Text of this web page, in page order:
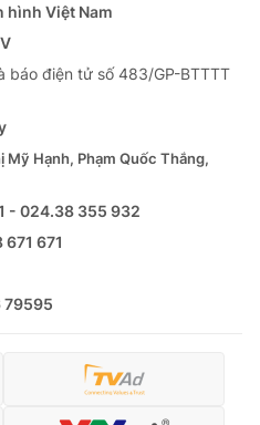
hình Việt Nam
báo điện tử số 483/GP-BTTTT
Mỹ Hạnh, Phạm Quốc Thắng,
- 024.38 355 932
671
79595